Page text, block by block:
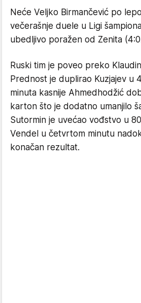
Neće Veljko Birmančević po
večerašnje duele u Ligi
ubedljivo poražen od Zenita
Ruski tim je poveo preko
Prednost je duplirao Kuzjajev u
minuta kasnije Ahmedhodžić
karton što je dodatno umanjilo
Sutormin je uvećao vođstvo u
Vendel u četvrtom minutu
konačan rezultat.